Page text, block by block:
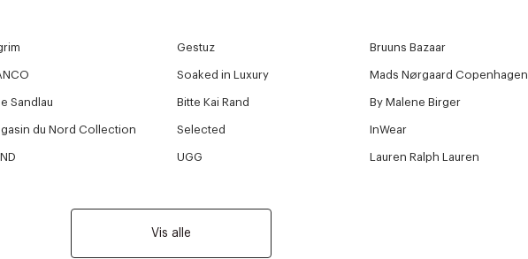
Gestuz Bruuns Bazaar
Soaked in Luxury Mads Nørgaard Copenhagen
Sandlau Bitte Kai Rand By Malene Birger
du Nord Collection Selected InWear
UGG Lauren Ralph Lauren
Vis alle